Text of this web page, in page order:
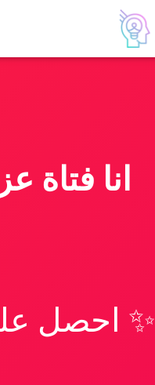
انا
✨ احصل